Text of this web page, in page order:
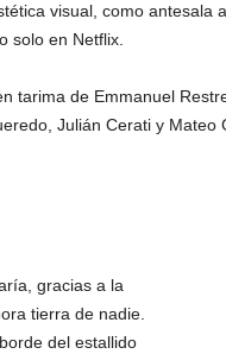
visual, como antesala
solo en Netflix.
tarima de Emmanuel
Julián Cerati y Mateo
gracias a la
tierra de nadie.
del estallido